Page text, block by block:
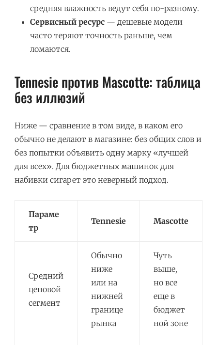
средняя влажность ведут себя по-разному.
Сервисный ресурс — дешевые модели
часто теряют точность раньше, чем
ломаются.
Tennesie против Mascotte: таблица
без иллюзий
Ниже — сравнение в том виде, в каком его
обычно не делают в магазине: без общих слов и
без попытки объявить одну марку «лучшей
для всех». Для бюджетных машинок для
набивки сигарет это неверный подход.
Параме
тр
Tennesie Mascotte
Средний
ценовой
сегмент
Обычно
ниже
или на
нижней
границе
рынка
Чуть
выше,
но все
еще в
бюджет
ной зоне